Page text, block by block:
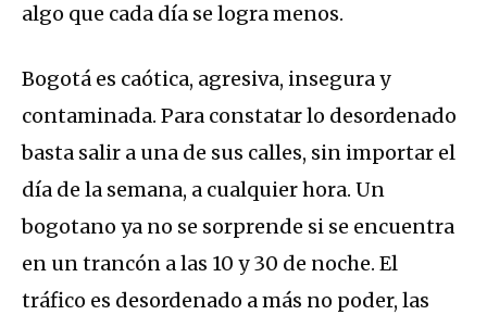
algo que cada día se logra menos.
Bogotá es caótica, agresiva, insegura y
contaminada. Para constatar lo desordenado
basta salir a una de sus calles, sin importar el
día de la semana, a cualquier hora. Un
bogotano ya no se sorprende si se encuentra
en un trancón a las 10 y 30 de noche. El
tráfico es desordenado a más no poder, las